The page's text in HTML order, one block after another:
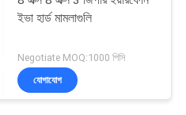
ইভা হার্ড মামলাগুলি
Negotiate MOQ:1000 পিসি
যোগাযোগ